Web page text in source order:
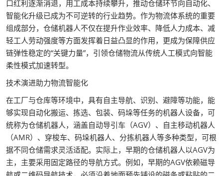
口红利逐渐消退，用工成本持续攀升，推动仓储环节向自动化、
智能化升级已成为不可逆转的行业趋势。作为物流体系统的重要
组成部分，仓储机器人不仅在提升作业效率、降低人力成本、减
轻工人劳动强度等方面发挥着日益凸显的作用，更成为保障供应
链弹性稳定的“关键力量”，引领仓储物流从传统人工模式向智能
柔性模式加速转型。
技术演进助力物流智能化
在工厂与仓库等环境中，具有自主导航、识别、避障等功能，能
够实现自动化搬运、拣选、包装、码垛等任务的机器人设备，可
统称为仓储机器人，涵盖自动导引车（AGV）、自主移动机器人
（AMR）、穿梭车、码垛机器人、分拣机器人等多种类型，可根
据不同仓储需求灵活适配。实际上，早期的仓储机器人以AGV为
主，主要采用固定路径的导航方式。例如，早期的AGV依赖磁导